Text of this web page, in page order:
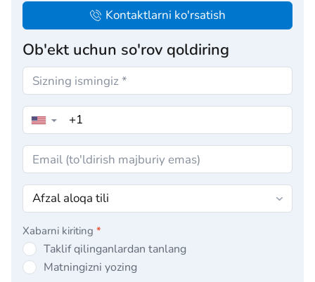
Kontaktlarni ko'rsatish
Ob'ekt uchun so'rov qoldiring
▼
Xabarni kiriting *
Taklif qilinganlardan tanlang
Matningizni yozing